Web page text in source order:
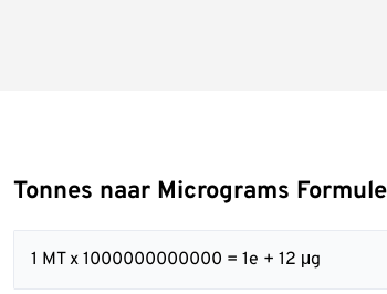
Tonnes naar Micrograms Formule
1 MT x 1000000000000 = 1e + 12 μg